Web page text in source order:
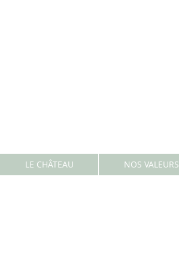
LE CHÂTEAU NOS VALEURS